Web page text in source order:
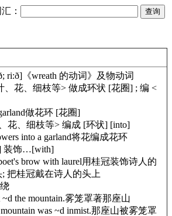
：
ri:ð] 《wreath 的动词》
及物动词
、花、细枝等> 做成环状 [花圈] ; 编 <
做花环 [花圈]
花、细枝等> 编成 [环状] [into]
into a garland将花编成花环
装饰…[with]
brow with laurel用桂冠装饰诗人的
; 把桂冠戴在诗人的头上
the mountain.雾笼罩著那座山
was ~d inmist.那座山被雾笼罩